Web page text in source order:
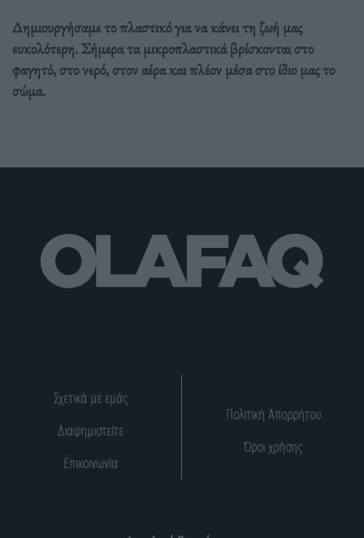
Δημιουργήσαμε το πλαστικό για να κάνει τη ζωή μας
ευκολότερη. Σήμερα τα μικροπλαστικά βρίσκονται στο
φαγητό, στο νερό, στον αέρα και πλέον μέσα στο ίδιο μας το
σώμα.
Σχετικά με εμάς
Διαφημιστείτε
Επικοινωνία
Πολιτική Απορρήτου
Όροι χρήσης